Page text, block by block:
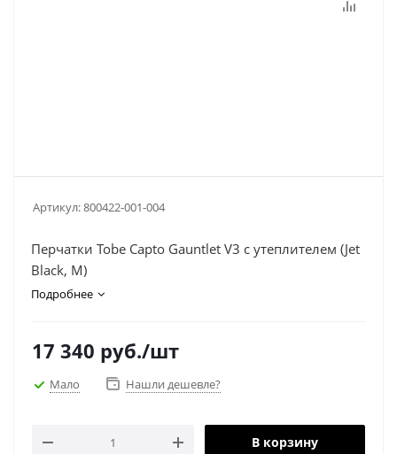
Артикул:800422-001-004
Перчатки Tobe Capto Gauntlet V3 с утеплителем (Jet
Black, M)
Подробнее
17 340 руб./шт
Мало Нашли дешевле?
В корзину